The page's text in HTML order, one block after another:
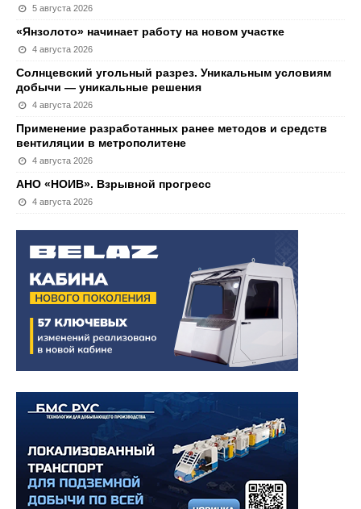
5 августа 2026
«Янзолото» начинает работу на новом участке
4 августа 2026
Солнцевский угольный разрез. Уникальным условиям
добычи — уникальные решения
4 августа 2026
Применение разработанных ранее методов и средств
вентиляции в метрополитене
4 августа 2026
АНО «НОИВ». Взрывной прогресс
4 августа 2026